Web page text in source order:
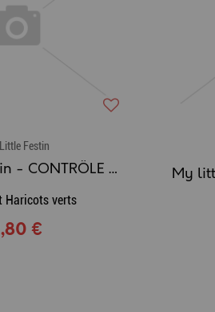
Festin
My little Festin - CONTRÔLE DU POIDS
Haricots verts
€